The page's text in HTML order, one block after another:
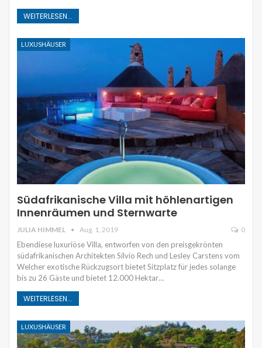
WEITERLESEN...
LUXUSHÄUSER
Südafrikanische Villa mit höhlenartigen
Innenräumen und Sternwarte
JULIA HIMMEL Aug. 1, 2019 0
Ebendiese luxuriöse Villa, entworfen von den preisgekrönten
südafrikanischen Architekten Silvio Rech und Lesley Carstens vom
Welcher exotische Rückzugsort bietet Sitzplatz für jedes solange
bis zu 26 Gäste und bietet 12.000 Hektar…
WEITERLESEN...
LUXUSHÄUSER